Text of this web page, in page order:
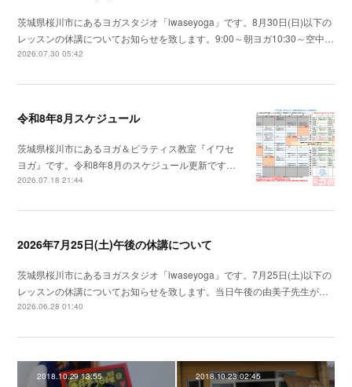
茨城県桜川市にあるヨガスタジオ「iwaseyoga」です。8月30日(日)以下の
レッスンの休講についてお知らせを致します。9:00～朝ヨガ10:30～空中…
2026.07.30 05:42
令和8年8月スケジュール
茨城県桜川市にあるヨガ＆ピラティス教室『イワセ
ヨガ』です。令和8年8月のスケジュール更新です…
2026.07.18 21:44
2026年7月25日(土)午後の休講について
茨城県桜川市にあるヨガスタジオ「iwaseyoga」です。7月25日(土)以下の
レッスンの休講についてお知らせを致します。当日午後の由美子先生が…
2026.06.28 01:40
2018.10.29 13:55 2018.10.23 02:45